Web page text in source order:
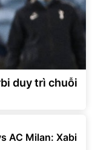
duy trì chuỗi
AC Milan: Xabi